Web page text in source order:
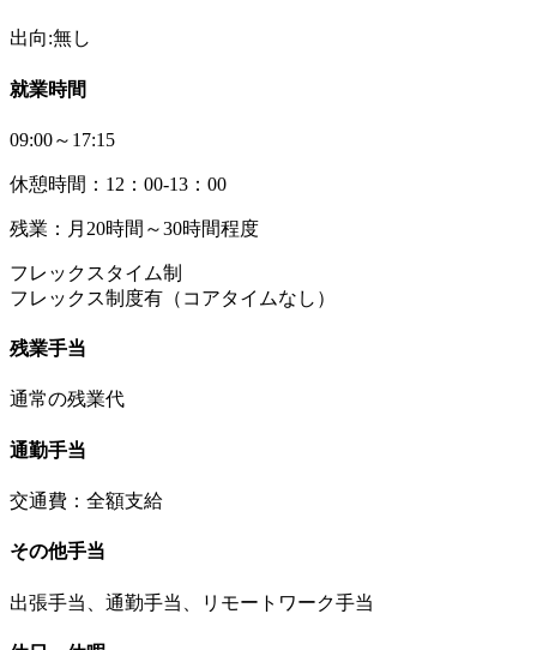
出向:無し
就業時間
09:00～17:15
休憩時間：12：00-13：00
残業：月20時間～30時間程度
フレックスタイム制
フレックス制度有（コアタイムなし）
残業手当
通常の残業代
通勤手当
交通費：全額支給
その他手当
出張手当、通勤手当、リモートワーク手当